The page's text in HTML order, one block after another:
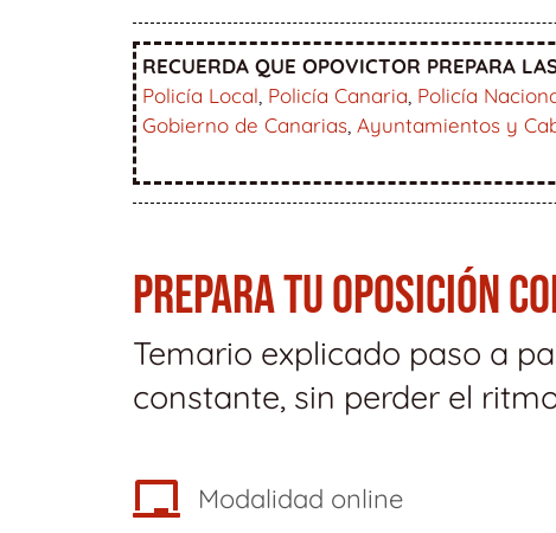
RECUERDA QUE OPOVICTOR PREPARA
Policía Local, Policía Canaria, Policía
Gobierno de Canarias, Ayuntamientos y
PREPARA TU OPOSICIÓN
Temario explicado paso a
constante, sin perder el
Modalidad online